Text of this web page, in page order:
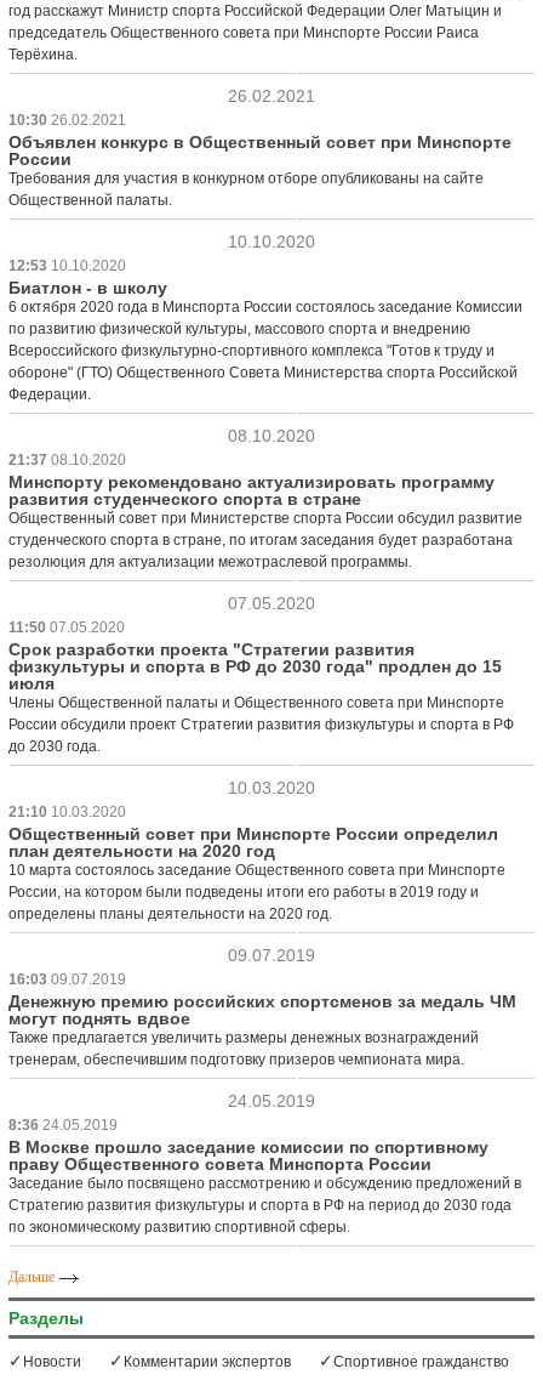
год расскажут Министр спорта Российской Федерации Олег Матыцин и
председатель Общественного совета при Минспорте России Раиса
Терёхина.
26.02.2021
10:30 26.02.2021
Объявлен конкурс в Общественный совет при Минспорте
России
Требования для участия в конкурном отборе опубликованы на сайте
Общественной палаты.
10.10.2020
12:53 10.10.2020
Биатлон - в школу
6 октября 2020 года в Минспорта России состоялось заседание Комиссии
по развитию физической культуры, массового спорта и внедрению
Всероссийского физкультурно-спортивного комплекса "Готов к труду и
обороне" (ГТО) Общественного Совета Министерства спорта Российской
Федерации.
08.10.2020
21:37 08.10.2020
Минспорту рекомендовано актуализировать программу
развития студенческого спорта в стране
Общественный совет при Министерстве спорта России обсудил развитие
студенческого спорта в стране, по итогам заседания будет разработана
резолюция для актуализации межотраслевой программы.
07.05.2020
11:50 07.05.2020
Срок разработки проекта "Стратегии развития
физкультуры и спорта в РФ до 2030 года" продлен до 15
июля
Члены Общественной палаты и Общественного совета при Минспорте
России обсудили проект Стратегии развития физкультуры и спорта в РФ
до 2030 года.
10.03.2020
21:10 10.03.2020
Общественный совет при Минспорте России определил
план деятельности на 2020 год
10 марта состоялось заседание Общественного совета при Минспорте
России, на котором были подведены итоги его работы в 2019 году и
определены планы деятельности на 2020 год.
09.07.2019
16:03 09.07.2019
Денежную премию российских спортсменов за медаль ЧМ
могут поднять вдвое
Также предлагается увеличить размеры денежных вознаграждений
тренерам, обеспечившим подготовку призеров чемпионата мира.
24.05.2019
8:36 24.05.2019
В Москве прошло заседание комиссии по спортивному
праву Общественного совета Минспорта России
Заседание было посвящено рассмотрению и обсуждению предложений в
Стратегию развития физкультуры и спорта в РФ на период до 2030 года
по экономическому развитию спортивной сферы.
Дальше
Разделы
Новости Комментарии экспертов
Спортивное гражданство